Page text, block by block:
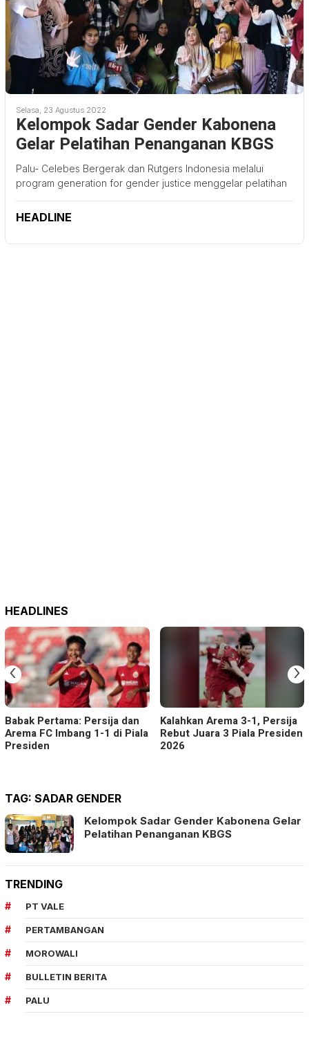
Selasa, 23 Agustus 2022
Kelompok Sadar Gender Kabonena
Gelar Pelatihan Penanganan KBGS
Palu- Celebes Bergerak dan Rutgers Indonesia melalui
program generation for gender justice menggelar pelatihan
HEADLINE
HEADLINES
Babak Pertama: Persija dan
Arema FC Imbang 1-1 di Piala
Presiden
Kalahkan Arema 3-1, Persija
Rebut Juara 3 Piala Presiden
2026
‹ ›
TAG: SADAR GENDER
Kelompok Sadar Gender Kabonena Gelar
Pelatihan Penanganan KBGS
TRENDING
PT VALE
PERTAMBANGAN
MOROWALI
BULLETIN BERITA
PALU